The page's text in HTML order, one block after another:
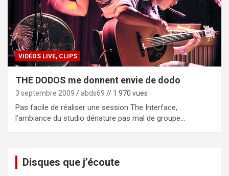
VIDÉOS LIVE, CLIPS
THE DODOS me donnent envie de dodo
3 septembre 2009 abds69 // 1 970 vues
Pas facile de réaliser une session The Interface,
l’ambiance du studio dénature pas mal de groupe…
Disques que j’écoute